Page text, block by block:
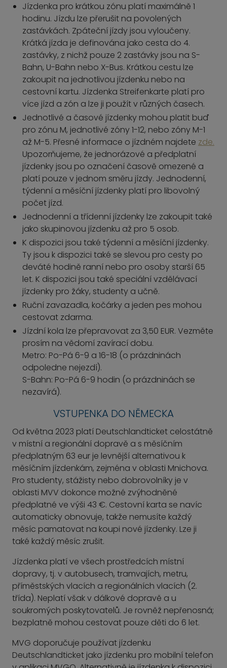
Jízdenka pro krátkou zónu platí maximálně 1
hodinu. Jízdu lze přerušit na povolených
zastávkách. Zpáteční jízdy jsou vyloučeny.
Krátká jízda je definována jako cesta do 4.
zastávky, z nichž pouze 2 zastávky jsou na S-
Bahn, U-Bahn nebo X-Bus. Krátkou cestu lze
zakoupit na jednotlivou jízdenku nebo na
cestovní kartu. Jízdenka Streifenkarte platí pro
více jízd a zón a lze ji použít v různých časech.
Jednotlivé a časové jízdenky mohou platit buď
pro zónu M, jednotlivé zóny 1-12, nebo zóny M-1
až M-5. Přesné informace o jízdném najdete zde.
Upozorňujeme, že jednorázové a předplatní
jízdenky jsou po označení časově omezené a
platí pouze v jednom směru jízdy. Jednodenní,
týdenní a měsíční jízdenky platí pro libovolný
počet jízd.
Jednodenní a třídenní jízdenky lze zakoupit také
jako skupinovou jízdenku až pro 5 osob.
K dispozici jsou také týdenní a měsíční jízdenky.
Ty jsou k dispozici také se slevou pro cesty po
deváté hodině ranní nebo pro osoby starší 65
let. K dispozici jsou také speciální vzdělávací
jízdenky pro žáky, studenty a učně.
Ruční zavazadla, kočárky a jeden pes mohou
cestovat zdarma.
Jízdní kola lze přepravovat za 3,50 EUR. Vezměte
prosím na vědomí zavírací dobu.
Metro: Po-Pá 6-9 a 16-18 (o prázdninách
odpoledne nejezdí).
S-Bahn: Po-Pá 6-9 hodin (o prázdninách se
nezavírá).
VSTUPENKA DO NĚMECKA
Od května 2023 platí Deutschlandticket celostátně
v místní a regionální dopravě a s měsíčním
předplatným 63 eur je levnější alternativou k
měsíčním jízdenkám, zejména v oblasti Mnichova.
Pro studenty, stážisty nebo dobrovolníky je v
oblasti MVV dokonce možné zvýhodněné
předplatné ve výši 43 €. Cestovní karta se navíc
automaticky obnovuje, takže nemusíte každý
měsíc pamatovat na koupi nové jízdenky. Lze ji
také každý měsíc zrušit.
Jízdenka platí ve všech prostředcích místní
dopravy, tj. v autobusech, tramvajích, metru,
příměstských vlacích a regionálních vlacích (2.
třída). Neplatí však v dálkové dopravě a u
soukromých poskytovatelů. Je rovněž nepřenosná;
bezplatně mohou cestovat pouze děti do 6 let.
MVG doporučuje používat jízdenku
Deutschlandticket jako jízdenku pro mobilní telefon